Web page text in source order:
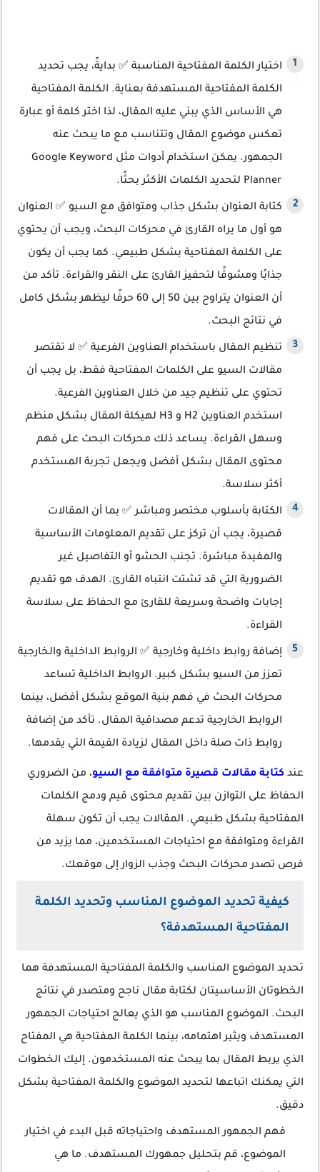
اختيار الكلمة المفتاحية المناسبة ✅ بدايةً، يجب تحديد
الكلمة المفتاحية المستهدفة بعناية. الكلمة المفتاحية
هي الأساس الذي يبني عليه المقال، لذا اختر كلمة أو عبارة
تعكس موضوع المقال وتتناسب مع ما يبحث عنه
الجمهور. يمكن استخدام أدوات مثل Google Keyword
Planner لتحديد الكلمات الأكثر بحثًا.
كتابة العنوان بشكل جذاب ومتوافق مع السيو ✅ العنوان
هو أول ما يراه القارئ في محركات البحث، ويجب أن يحتوي
على الكلمة المفتاحية بشكل طبيعي. كما يجب أن يكون
جذابًا ومشوقًا لتحفيز القارئ على النقر والقراءة. تأكد من
أن العنوان يتراوح بين 50 إلى 60 حرفًا ليظهر بشكل كامل
في نتائج البحث.
تنظيم المقال باستخدام العناوين الفرعية ✅ لا تقتصر
مقالات السيو على الكلمات المفتاحية فقط، بل يجب أن
تحتوي على تنظيم جيد من خلال العناوين الفرعية.
استخدم العناوين H2 و H3 لهيكلة المقال بشكل منظم
وسهل القراءة. يساعد ذلك محركات البحث على فهم
محتوى المقال بشكل أفضل ويجعل تجربة المستخدم
أكثر سلاسة.
الكتابة بأسلوب مختصر ومباشر ✅ بما أن المقالات
قصيرة، يجب أن تركز على تقديم المعلومات الأساسية
والمفيدة مباشرة. تجنب الحشو أو التفاصيل غير
الضرورية التي قد تشتت انتباه القارئ. الهدف هو تقديم
إجابات واضحة وسريعة للقارئ مع الحفاظ على سلاسة
القراءة.
إضافة روابط داخلية وخارجية ✅ الروابط الداخلية والخارجية
تعزز من السيو بشكل كبير. الروابط الداخلية تساعد
محركات البحث في فهم بنية الموقع بشكل أفضل، بينما
الروابط الخارجية تدعم مصداقية المقال. تأكد من إضافة
روابط ذات صلة داخل المقال لزيادة القيمة التي يقدمها.
عند كتابة مقالات قصيرة متوافقة مع السيو، من الضروري
الحفاظ على التوازن بين تقديم محتوى قيم ودمج الكلمات
المفتاحية بشكل طبيعي. المقالات يجب أن تكون سهلة
القراءة ومتوافقة مع احتياجات المستخدمين، مما يزيد من
فرص تصدر محركات البحث وجذب الزوار إلى موقعك.
كيفية تحديد الموضوع المناسب وتحديد الكلمة
المفتاحية المستهدفة؟
تحديد الموضوع المناسب والكلمة المفتاحية المستهدفة هما
الخطوتان الأساسيتان لكتابة مقال ناجح ومتصدر في نتائج
البحث. الموضوع المناسب هو الذي يعالج احتياجات الجمهور
المستهدف ويثير اهتمامه، بينما الكلمة المفتاحية هي المفتاح
الذي يربط المقال بما يبحث عنه المستخدمون. إليك الخطوات
التي يمكنك اتباعها لتحديد الموضوع والكلمة المفتاحية بشكل
دقيق.
فهم الجمهور المستهدف واحتياجاته قبل البدء في اختيار
الموضوع، قم بتحليل جمهورك المستهدف. ما هي